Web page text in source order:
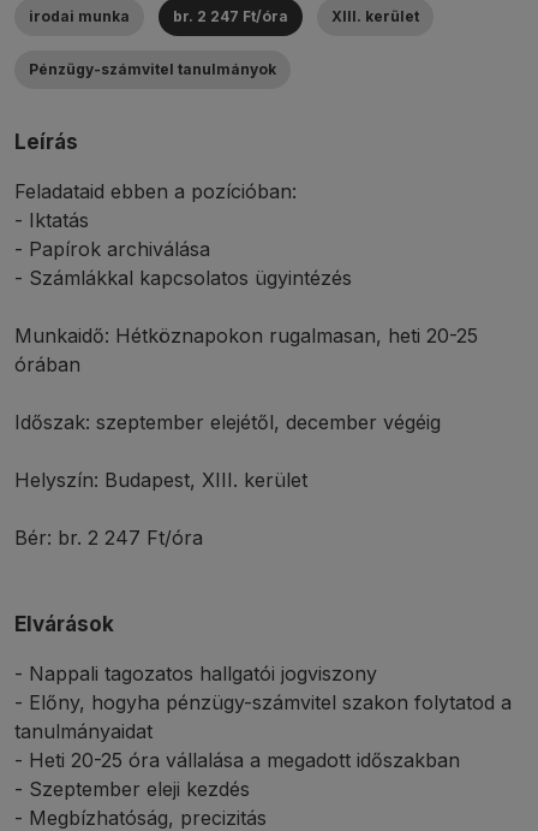
irodai munka br. 2 247 Ft/óra XIII. kerület
Pénzügy-számvitel tanulmányok
Leírás
Feladataid ebben a pozícióban:
- Iktatás
- Papírok archiválása
- Számlákkal kapcsolatos ügyintézés
Munkaidő: Hétköznapokon rugalmasan, heti 20-25
órában
Időszak: szeptember elejétől, december végéig
Helyszín: Budapest, XIII. kerület
Bér: br. 2 247 Ft/óra
Elvárások
- Nappali tagozatos hallgatói jogviszony
- Előny, hogyha pénzügy-számvitel szakon folytatod a
tanulmányaidat
- Heti 20-25 óra vállalása a megadott időszakban
- Szeptember eleji kezdés
- Megbízhatóság, precizitás